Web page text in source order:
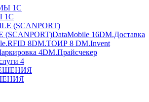
1С
(SCANPORT)DataMobile 16DM.Доставка
8DM.ТОИР 8 DM.Invent
4DM.Прайсчекер
4